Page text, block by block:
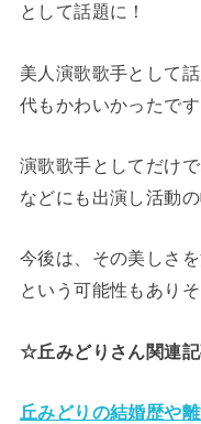
として話題に！
美人演歌歌手として
代もかわいかったで
演歌歌手としてだけ
などにも出演し活動
今後は、その美しさ
という可能性もありそ
☆丘みどりさん関連
丘みどりの結婚歴や